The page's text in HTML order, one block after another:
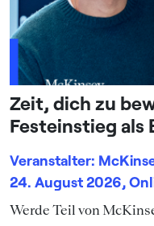
Zeit, dich zu
Festeinstieg als
Veranstalter:
24. August 2026,
Werde Teil von